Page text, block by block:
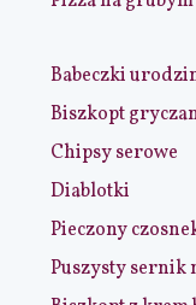
Babeczki
Biszkopt
Chipsy serowe
Diablotki
Pieczony
Puszysty sernik